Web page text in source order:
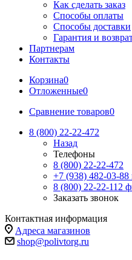
Как сделать заказ
Способы оплаты
Способы доставки
Гарантия и
Партнерам
Контакты
Корзина0
Отложенные0
Сравнение товаров0
8 (800) 22-22-472
Назад
Телефоны
8 (800) 22-22-472
+7 (938) 482-03-88
8 (800) 22-22-112
Заказать звонок
Контактная информация
Адреса магазинов
shop@polivtorg.ru